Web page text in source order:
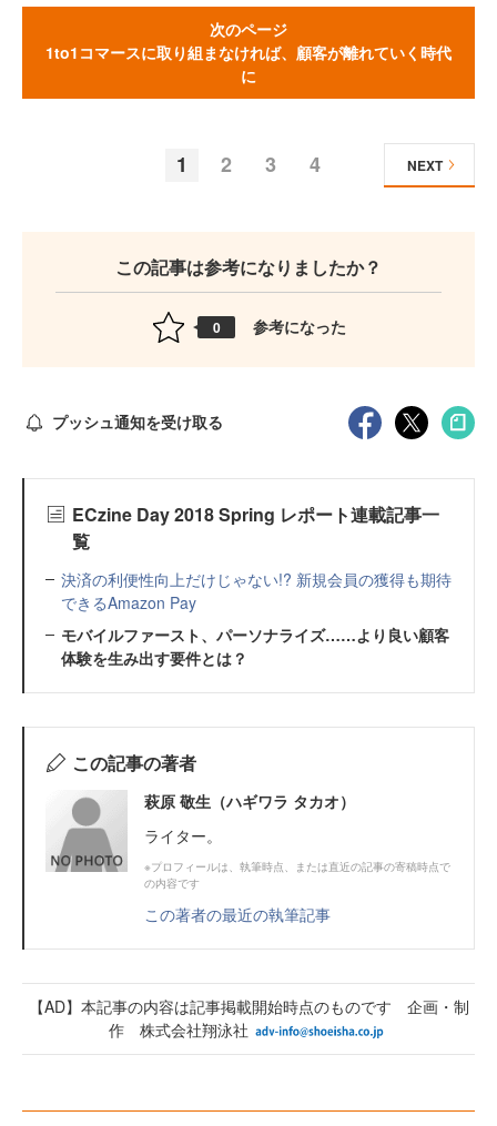
次のページ
1to1コマースに取り組まなければ、顧客が離れていく時代
に
1 2 3 4 NEXT
この記事は参考になりましたか？
0 参考になった
プッシュ通知を受け取る
ECzine Day 2018 Spring レポート連載記事一
覧
決済の利便性向上だけじゃない!? 新規会員の獲得も期待
できるAmazon Pay
モバイルファースト、パーソナライズ……より良い顧客
体験を生み出す要件とは？
この記事の著者
萩原 敬生（ハギワラ タカオ）
ライター。
※プロフィールは、執筆時点、または直近の記事の寄稿時点で
の内容です
この著者の最近の執筆記事
【AD】本記事の内容は記事掲載開始時点のものです 企画・制
作 株式会社翔泳社